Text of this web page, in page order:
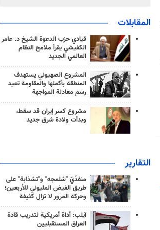
المقابلات
قيادي حزب الدعوة الشيخ د. عامر
الكفيشي يقرأ ملامح النظام
العالمي الجديد
المشروع الصهيوني يستهدف
المنطقة بأكملها والمقاومة تعيد
رسم معادلة المواجهة
مشروع كسر إيران قد سقط،
وبدأت ولادة شرق جديد
التقارير
منفذَيّ "شلمجه" و"تشذابة" على
طريق الفيض المليوني للأربعين؛
وحركة المرور لا تزال كثيفة
آيلب: أداة أمريكية لتدريب قادة
العراق المستقبليين